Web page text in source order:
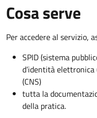
Cosa serve
Per accedere al servizio,
SPID (sistema
d’identità elettronica
(CNS)
tutta la
della pratica.